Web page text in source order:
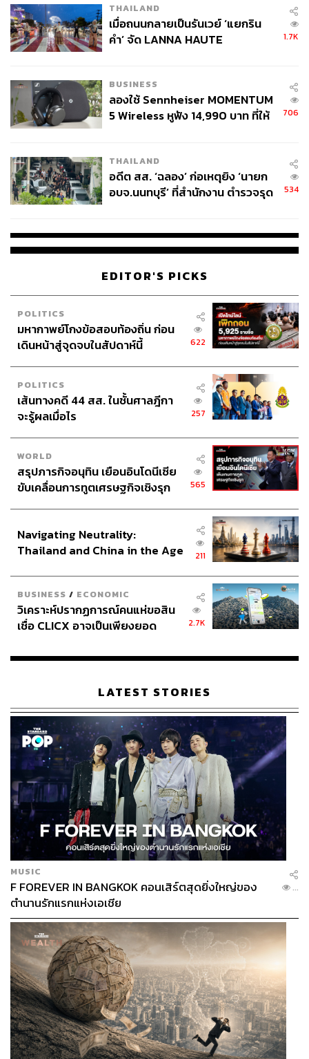
THAILAND
เมื่อถนนกลายเป็นรันเวย์ ‘แยกริน
คำ’ จัด LANNA HAUTE
1.7K
BUSINESS
ลองใช้ Sennheiser MOMENTUM
5 Wireless หูฟัง 14,990 บาท ที่ให้
706
THAILAND
อดีต สส. ‘ฉลอง’ ก่อเหตุยิง ‘นายก
อบจ.นนทบุรี’ ที่สำนักงาน ตำรวจรุด
534
EDITOR'S PICKS
POLITICS
มหากาพย์โกงข้อสอบท้องถิ่น ก่อน
เดินหน้าสู่จุดจบในสัปดาห์นี้
622
POLITICS
เส้นทางคดี 44 สส. ในชั้นศาลฎีกา
จะรู้ผลเมื่อไร
257
WORLD
สรุปภารกิจอนุทิน เยือนอินโดนีเซีย
ขับเคลื่อนการทูตเศรษฐกิจเชิงรุก
565
Navigating Neutrality:
Thailand and China in the Age
211
BUSINESS / ECONOMIC
วิเคราะห์ปรากฏการณ์คนแห่ขอสิน
เชื่อ CLICX อาจเป็นเพียงยอด
เรือนไทยที่ถูกซุกไว้
2.7K
LATEST STORIES
MUSIC
F FOREVER IN BANGKOK คอนเสิร์ตสุดยิ่งใหญ่ของ
ตำนานรักแรกแห่งเอเชีย
...